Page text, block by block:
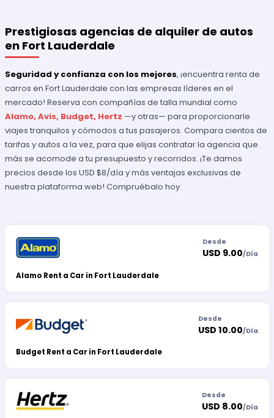
Prestigiosas agencias de alquiler de autos
en Fort Lauderdale
Seguridad y confianza con los mejores, ¡encuentra renta de
carros en Fort Lauderdale con las empresas líderes en el
mercado! Reserva con compañías de talla mundial como
Alamo, Avis, Budget, Hertz —y otras— para proporcionarle
viajes tranquilos y cómodos a tus pasajeros. Compara cientos de
tarifas y autos a la vez, para que elijas contratar la agencia que
más se acomode a tu presupuesto y recorridos. ¡Te damos
precios desde los USD $8/día y más ventajas exclusivas de
nuestra plataforma web! Compruébalo hoy.
Alamo Rent a Car in Fort Lauderdale
Desde
USD 9.00/Día
Budget Rent a Car in Fort Lauderdale
Desde
USD 10.00/Día
Desde
USD 8.00/Día